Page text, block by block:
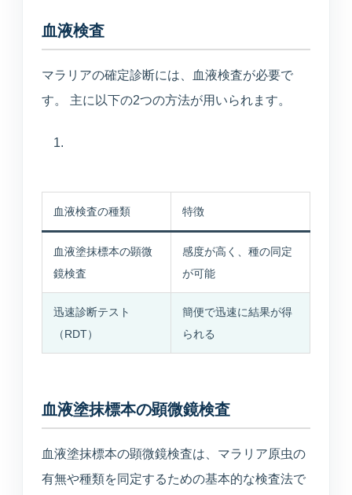
血液検査
マラリアの確定診断には、血液検査が必要で
す。 主に以下の2つの方法が用いられます。
血液検査の種類 特徴
血液塗抹標本の顕微
鏡検査
感度が高く、種の同定
が可能
迅速診断テスト
（RDT）
簡便で迅速に結果が得
られる
血液塗抹標本の顕微鏡検査
血液塗抹標本の顕微鏡検査は、マラリア原虫の
有無や種類を同定するための基本的な検査法で